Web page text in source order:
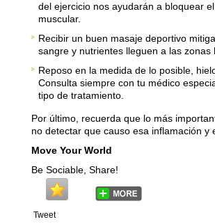
del ejercicio nos ayudarán a bloquear
muscular.
Recibir un buen masaje deportivo
sangre y nutrientes lleguen a las zonas
Reposo en la medida de lo posible,
Consulta siempre con tu médico
tipo de tratamiento.
Por último, recuerda que lo más
no detectar que causo esa inflamación y
Move Your World
Be Sociable, Share!
Tweet